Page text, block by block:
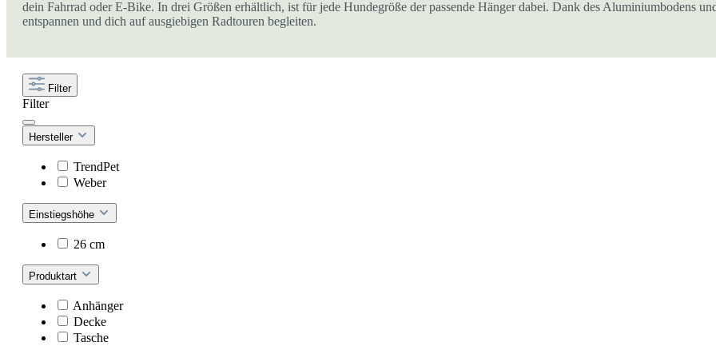
dein Fahrrad oder E-Bike. In drei Größen erhältlich, ist für jede Hundegröße der passende Hänger dabei. Dank des Aluminiumbodens
entspannen und dich auf ausgiebigen Radtouren begleiten.
Filter
Filter
Hersteller
TrendPet
Weber
Einstiegshöhe
26 cm
Produktart
Anhänger
Decke
Tasche